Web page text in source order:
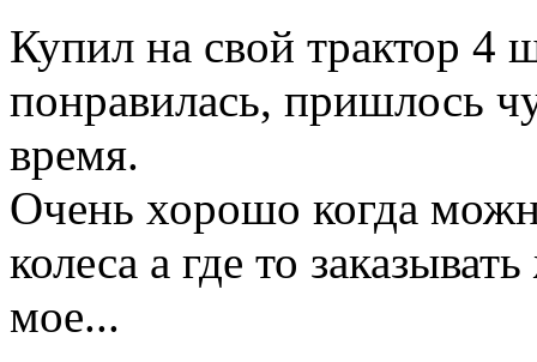
Купил на свой трактор 4
понравилась, пришлось
время.
Очень хорошо когда
колеса а где то
мое...